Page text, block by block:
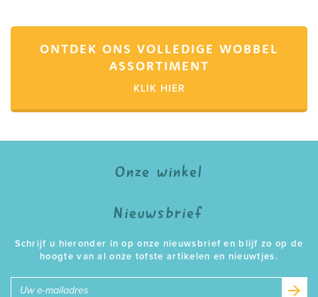
ONTDEK ONS VOLLEDIGE WOBBEL
ASSORTIMENT
KLIK HIER
Onze winkel
Nieuwsbrief
Schrijf u hieronder in op onze nieuwsbrief en blijf zo op de
hoogte van al onze tofste artikelen en nieuwtjes.